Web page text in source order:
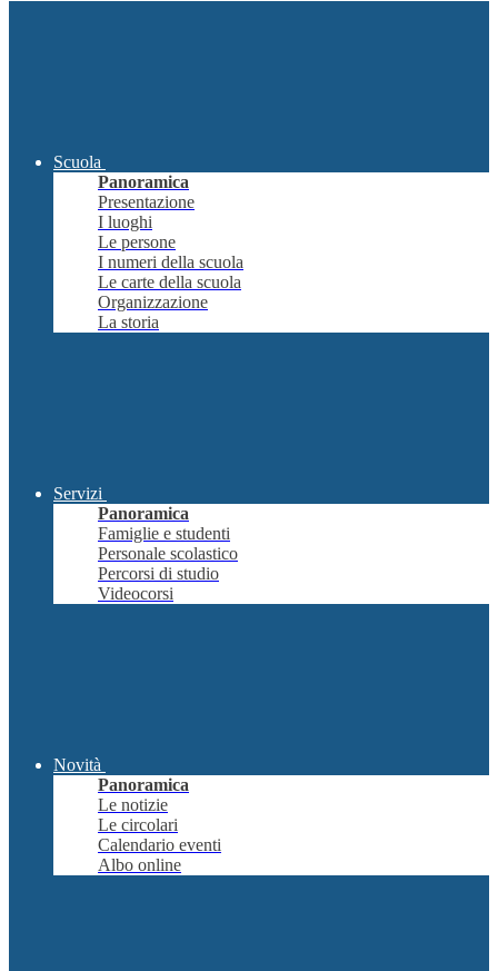
Scuola
Panoramica
Presentazione
I luoghi
Le persone
I numeri della scuola
Le carte della scuola
Organizzazione
La storia
Servizi
Panoramica
Famiglie e studenti
Personale scolastico
Percorsi di studio
Videocorsi
Novità
Panoramica
Le notizie
Le circolari
Calendario eventi
Albo online